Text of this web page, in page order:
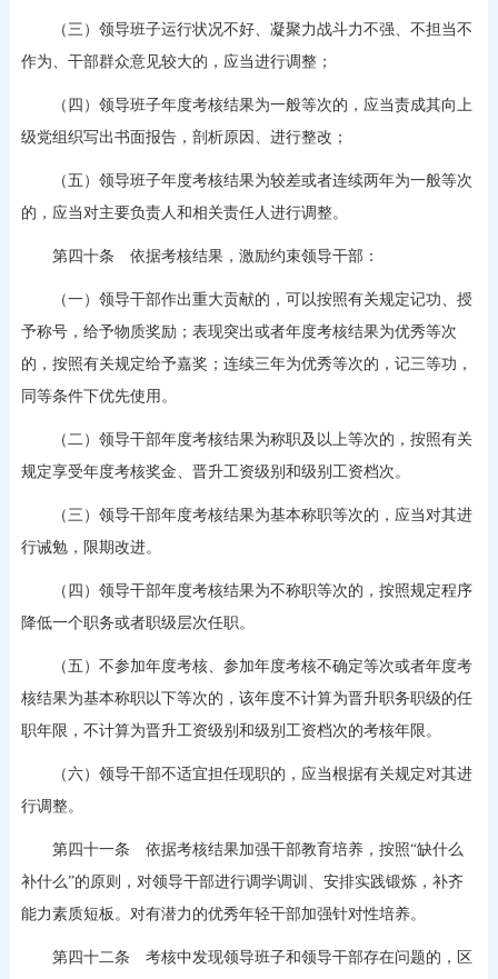
（三）领导班子运行状况不好、凝聚力战斗力不强、不担当不
作为、干部群众意见较大的，应当进行调整；
（四）领导班子年度考核结果为一般等次的，应当责成其向上
级党组织写出书面报告，剖析原因、进行整改；
（五）领导班子年度考核结果为较差或者连续两年为一般等次
的，应当对主要负责人和相关责任人进行调整。
第四十条 依据考核结果，激励约束领导干部：
（一）领导干部作出重大贡献的，可以按照有关规定记功、授
予称号，给予物质奖励；表现突出或者年度考核结果为优秀等次
的，按照有关规定给予嘉奖；连续三年为优秀等次的，记三等功，
同等条件下优先使用。
（二）领导干部年度考核结果为称职及以上等次的，按照有关
规定享受年度考核奖金、晋升工资级别和级别工资档次。
（三）领导干部年度考核结果为基本称职等次的，应当对其进
行诫勉，限期改进。
（四）领导干部年度考核结果为不称职等次的，按照规定程序
降低一个职务或者职级层次任职。
（五）不参加年度考核、参加年度考核不确定等次或者年度考
核结果为基本称职以下等次的，该年度不计算为晋升职务职级的任
职年限，不计算为晋升工资级别和级别工资档次的考核年限。
（六）领导干部不适宜担任现职的，应当根据有关规定对其进
行调整。
第四十一条 依据考核结果加强干部教育培养，按照“缺什么
补什么”的原则，对领导干部进行调学调训、安排实践锻炼，补齐
能力素质短板。对有潜力的优秀年轻干部加强针对性培养。
第四十二条 考核中发现领导班子和领导干部存在问题的，区